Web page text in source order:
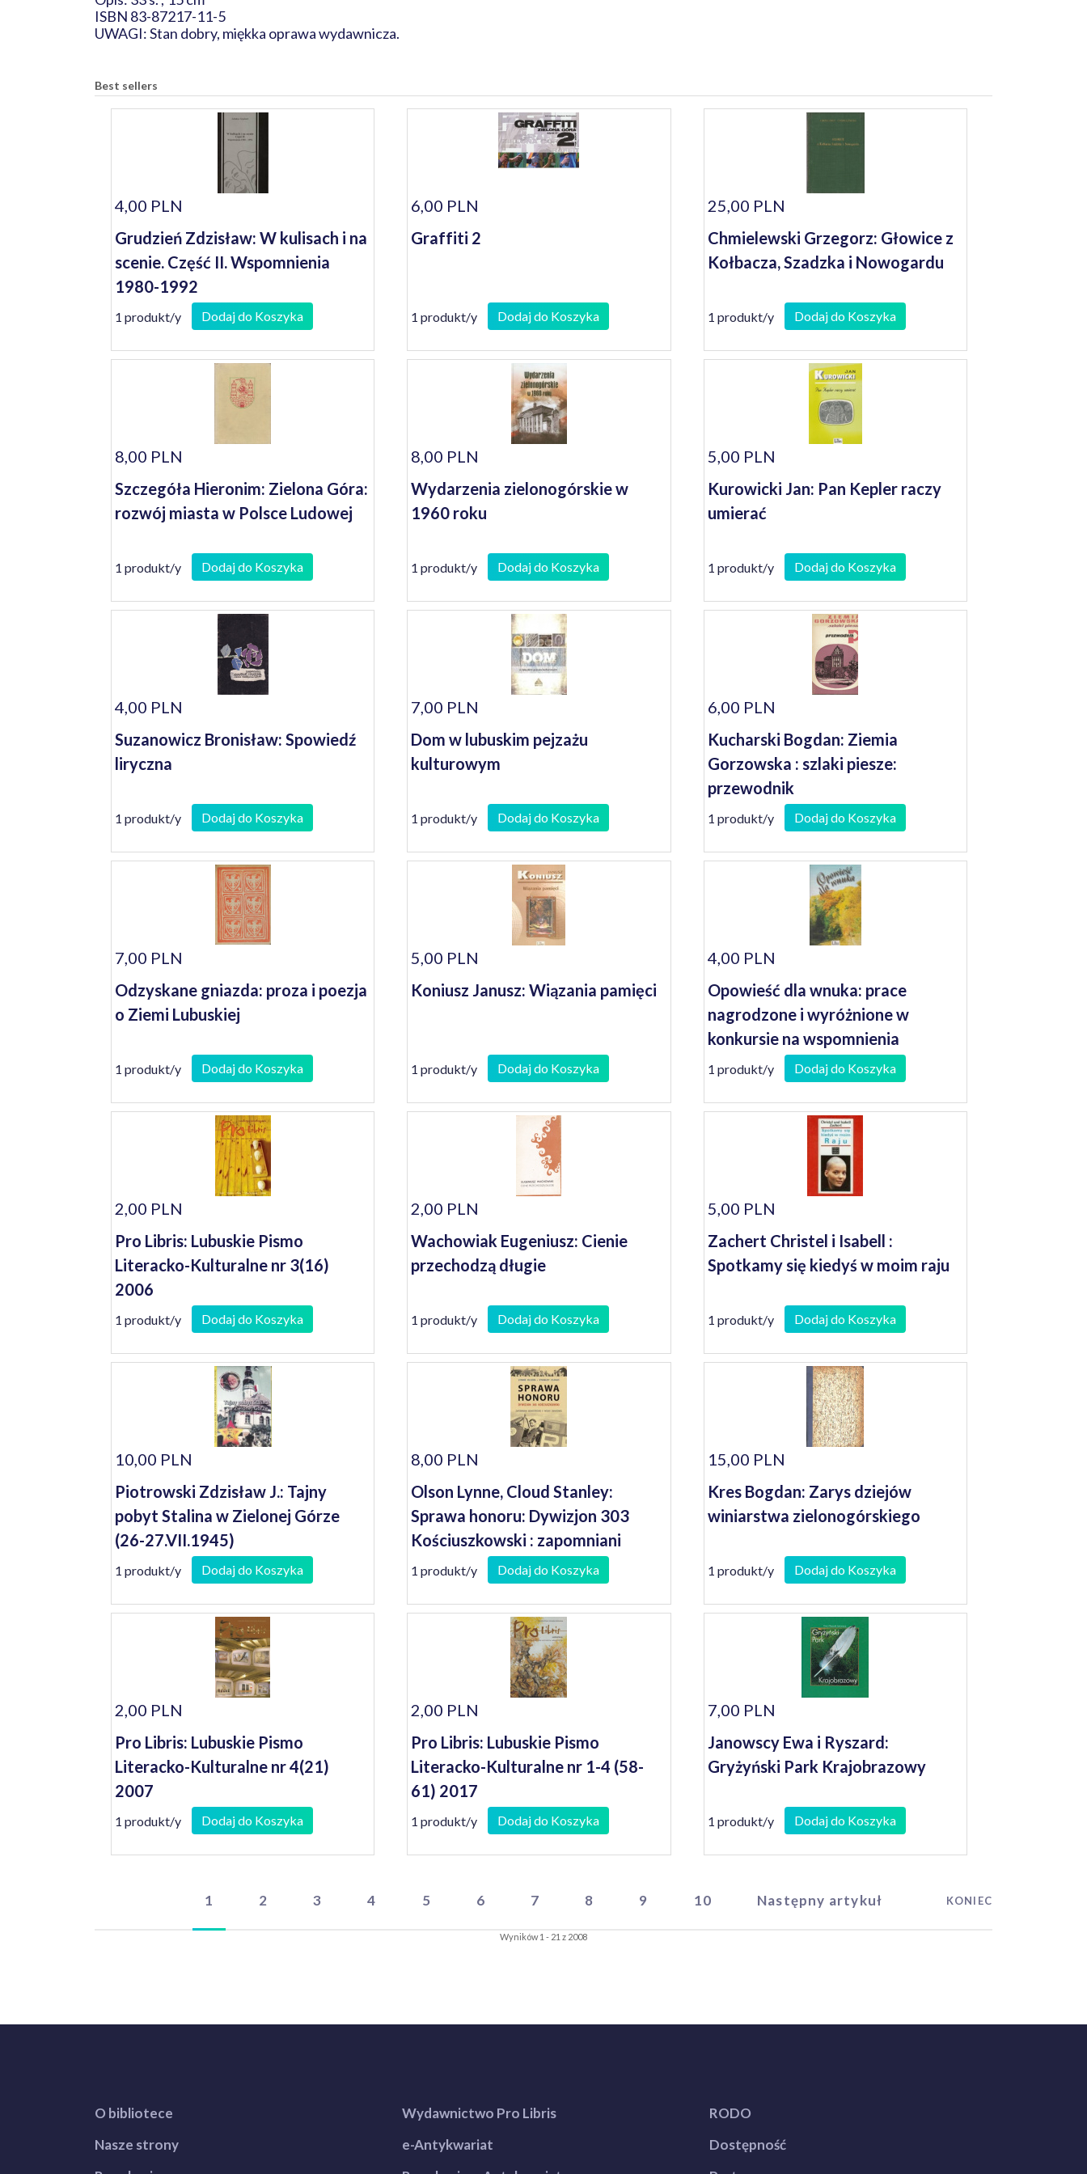
ISBN 83-87217-11-5
UWAGI: Stan dobry, miękka oprawa wydawnicza.
Best sellers
4,00 PLN
Grudzień Zdzisław: W kulisach i na
scenie. Część II. Wspomnienia
1980-1992
1 produkt/y Dodaj do Koszyka
6,00 PLN
Graffiti 2
1 produkt/y Dodaj do Koszyka
25,00 PLN
Chmielewski Grzegorz: Głowice z
Kołbacza, Szadzka i Nowogardu
1 produkt/y Dodaj do Koszyka
8,00 PLN
Szczegóła Hieronim: Zielona Góra:
rozwój miasta w Polsce Ludowej
1 produkt/y Dodaj do Koszyka
8,00 PLN
Wydarzenia zielonogórskie w
1960 roku
1 produkt/y Dodaj do Koszyka
5,00 PLN
Kurowicki Jan: Pan Kepler raczy
umierać
1 produkt/y Dodaj do Koszyka
4,00 PLN
Suzanowicz Bronisław: Spowiedź
liryczna
1 produkt/y Dodaj do Koszyka
7,00 PLN
Dom w lubuskim pejzażu
kulturowym
1 produkt/y Dodaj do Koszyka
6,00 PLN
Kucharski Bogdan: Ziemia
Gorzowska : szlaki piesze:
przewodnik
1 produkt/y Dodaj do Koszyka
7,00 PLN
Odzyskane gniazda: proza i poezja
o Ziemi Lubuskiej
1 produkt/y Dodaj do Koszyka
5,00 PLN
Koniusz Janusz: Wiązania pamięci
1 produkt/y Dodaj do Koszyka
4,00 PLN
Opowieść dla wnuka: prace
nagrodzone i wyróżnione w
konkursie na wspomnienia
seniorów
1 produkt/y Dodaj do Koszyka
2,00 PLN
Pro Libris: Lubuskie Pismo
Literacko-Kulturalne nr 3(16)
2006
1 produkt/y Dodaj do Koszyka
2,00 PLN
Wachowiak Eugeniusz: Cienie
przechodzą długie
1 produkt/y Dodaj do Koszyka
5,00 PLN
Zachert Christel i Isabell :
Spotkamy się kiedyś w moim raju
1 produkt/y Dodaj do Koszyka
10,00 PLN
Piotrowski Zdzisław J.: Tajny
pobyt Stalina w Zielonej Górze
(26-27.VII.1945)
1 produkt/y Dodaj do Koszyka
8,00 PLN
Olson Lynne, Cloud Stanley:
Sprawa honoru: Dywizjon 303
Kościuszkowski : zapomniani
bohaterowie II wojny światowej
1 produkt/y Dodaj do Koszyka
15,00 PLN
Kres Bogdan: Zarys dziejów
winiarstwa zielonogórskiego
1 produkt/y Dodaj do Koszyka
2,00 PLN
Pro Libris: Lubuskie Pismo
Literacko-Kulturalne nr 4(21)
2007
1 produkt/y Dodaj do Koszyka
2,00 PLN
Pro Libris: Lubuskie Pismo
Literacko-Kulturalne nr 1-4 (58-
61) 2017
1 produkt/y Dodaj do Koszyka
7,00 PLN
Janowscy Ewa i Ryszard:
Gryżyński Park Krajobrazowy
1 produkt/y Dodaj do Koszyka
1 2 3 4 5 6 7 8 9 10 Następny artykuł KONIEC
Wyników 1 - 21 z 2008
O bibliotece
Nasze strony
Wydawnictwo Pro Libris
e-Antykwariat
RODO
Dostępność